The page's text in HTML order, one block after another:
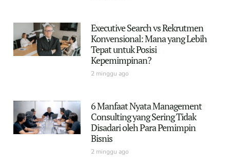
Executive Search vs Rekrutmen
Konvensional: Mana yang Lebih
Tepat untuk Posisi
Kepemimpinan?
2 minggu ago
6 Manfaat Nyata Management
Consulting yang Sering Tidak
Disadari oleh Para Pemimpin
Bisnis
2 minggu ago